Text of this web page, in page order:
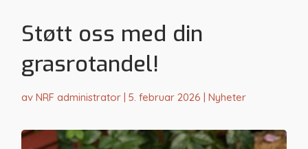
Støtt oss med din
grasrotandel!
avNRF administrator |5. februar 2026 |Nyheter